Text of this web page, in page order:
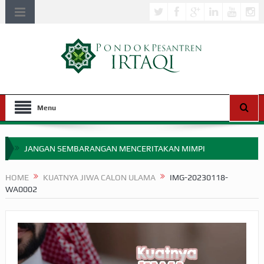
Menu
JANGAN SEMBARANGAN MENCERITAKAN MIMPI
MIMPI YANG DIABAIKAN MENJELANG PERANG BADAR
SEBELUM TIBA SAAT WAJIB?
HAKIKAT NIKMAT DI DUNIA!
HOME KUATNYA JIWA CALON ULAMA
IMG-20230118-
WA0002